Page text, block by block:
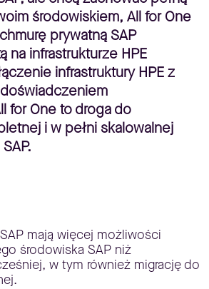
środowiskiem, All for One
prywatną SAP
na infrastrukturze HPE
infrastruktury HPE z
for One to droga do
i w pełni skalowalnej
mają więcej możliwości
środowiska SAP niż
w tym również migrację do